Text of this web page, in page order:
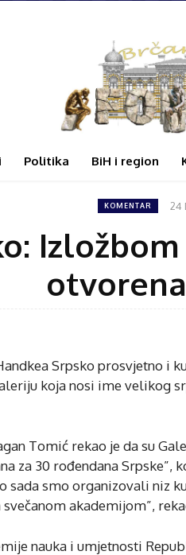
Politika BiH i region
KOMENTAR 24
Srpsko prosvjetno i
koja nosi ime velikog
Tomić rekao je da su
za 30 rođendana Srpske”,
sada smo organizovali niz
svečanom akademijom”,
nauka i umjetnosti